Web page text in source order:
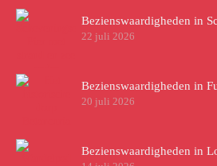
Bezienswaardigheden in
22 juli 2026
Bezienswaardigheden in
20 juli 2026
Bezienswaardigheden in